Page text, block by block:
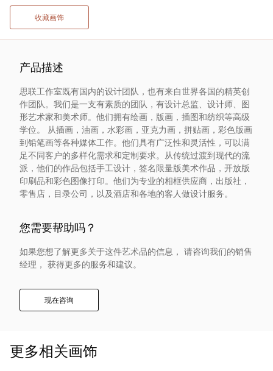
加
入
我
们
联
系
我
语
收藏画饰
产品描述
思联工作室既有国内的设计团队，也有来自世界各国的精英创
作团队。我们是一支有素质的团队，有设计总监、设计师、图
形艺术家和美术师。他们拥有绘画，版画，插图和纺织等高级
学位。 从插画，油画，水彩画，亚克力画，拼贴画，彩色版画
到铅笔画等各种媒体工作。他们具有广泛性和灵活性，可以满
足不同客户的多样化需求和定制要求。从传统过渡到现代的流
派，他们的作品包括手工设计，签名限量版美术作品，开放版
印刷品和彩色图像打印。他们为专业的相框供应商，出版社，
零售店，目录公司，以及酒店和各地的客人做设计服务。
您需要帮助吗？
如果您想了解更多关于这件艺术品的信息， 请咨询我们的销售
经理， 获得更多的服务和建议。
现在咨询
更多相关画饰